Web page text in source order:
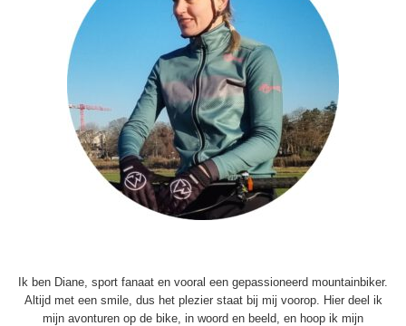
Ik ben Diane, sport fanaat en vooral een gepassioneerd mountainbiker.
Altijd met een smile, dus het plezier staat bij mij voorop. Hier deel ik
mijn avonturen op de bike, in woord en beeld, en hoop ik mijn